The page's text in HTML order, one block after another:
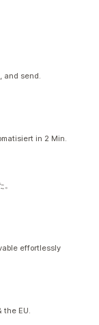
and send.
in 2 Min.
effortlessly
the EU.